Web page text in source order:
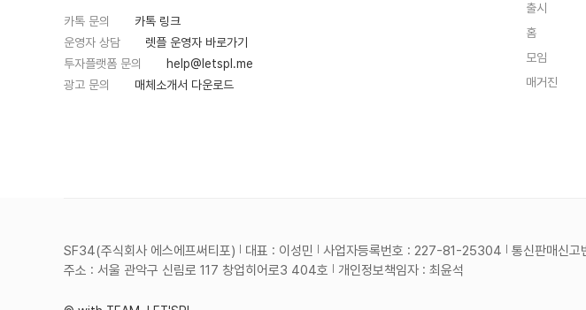
카톡 문의
카톡 링크
운영자 상담
렛플 운영자 바로가기
투자플랫폼 문의
help@letspl.me
광고 문의
매체소개서 다운로드
출시
홈
모임
매거진
SF34(주식회사 에스에프써티포) 대표 : 이성민 사업자등록번호 : 227-81-25304
통신판매신
주소 : 서울 관악구 신림로 117 창업히어로3 404호
개인정보책임자 : 최윤석